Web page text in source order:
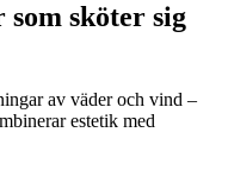
som sköter sig
av väder och vind –
estetik med